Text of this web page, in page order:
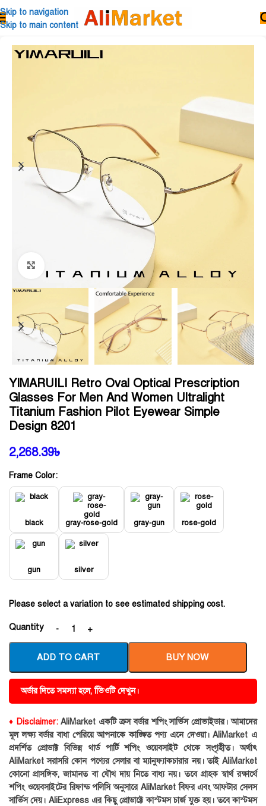
Skip to navigation
Skip to main content
YIMARUILI Retro Oval Optical Prescription
Glasses For Men And Women Ultralight
Titanium Fashion Pilot Eyewear Simple
Design 8201
2,268.39৳
Frame Color:
black gray-rose-gold gray-gun rose-gold
gun silver
Please select a variation to see estimated shipping cost.
Quantity
ADD TO CART BUY NOW
অর্ডার দিতে সমস্যা হলে, ভিিওটি দেখুন।
♦ Disclaimer:AliMarket একটি ক্রস বর্ডার শপিং সার্ভিস প্রোভাইডার। আমাদের
মূল লক্ষ্য বর্ডার বাধা পেরিয়ে আপনাকে কাঙ্ক্ষিত পণ্য এনে দেওয়া। AliMarket এ
প্রদর্শিত প্রোডাক্ট বিভিন্ন থার্ড পার্টি শপিং ওয়েবসাইট থেকে সংগৃহীত। অর্থাৎ
AliMarket সরাসরি কোন পণ্যের সেলার বা ম্যানুফ্যাকচারার নয়। তাই AliMarket
কোনো প্রাসঙ্গিক, জামানত বা যৌথ দায় নিতে বাধ্য নয়। তবে গ্রাহক স্বার্থ রক্ষার্থে
শপিং ওয়েবসাইটের রিফান্ড পলিসি অনুসারে AliMarket বিফর এবং আফটার সেলস
সার্ভিস দেয়। AliExpress এর কিছু প্রোডাক্টে কাস্টমস চার্জ যুক্ত হয়। তবে কাস্টমস